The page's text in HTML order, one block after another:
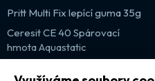
Pritt Multi Fix lepící guma 35g
Ceresit CE 40 Spárovací
hmota Aquastatic